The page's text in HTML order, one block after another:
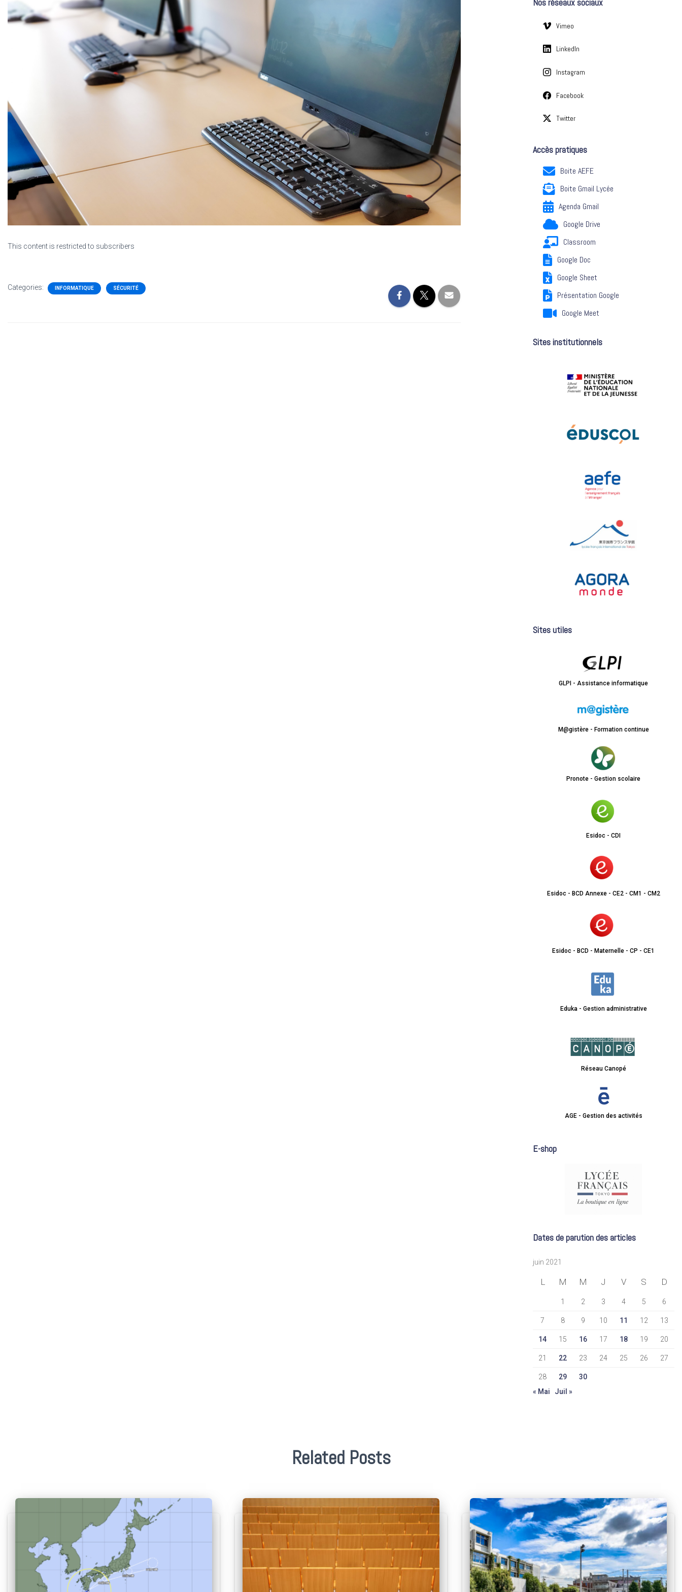
This content is restricted to subscribers
Categories: INFORMATIQUE SÉCURITÉ
e
Vimeo
LinkedIn
Instagram
Facebook
Twitter
Accès pratiques
Boite AEFE
Boite Gmail Lycée
Agenda Gmail
Google Drive
Classroom
Google Doc
Google Sheet
Présentation Google
Google Meet
Sites institutionnels
Sites utiles
GLPI - Assistance informatique
M@gistère - Formation continue
Pronote - Gestion scolaire
Esidoc - CDI
Esidoc - BCD Annexe - CE2 - CM1 - CM2
Esidoc - BCD - Maternelle - CP - CE1
Eduka - Gestion administrative
Réseau Canopé
AGE - Gestion des activités
E-shop
Dates de parution des articles
juin 2021
L M M J V S D
1 2 3 4 5 6
7 8 9 10 11 12 13
14 15 16 17 18 19 20
21 22 23 24 25 26 27
28 29
30
« Mai
Juil »
Related Posts